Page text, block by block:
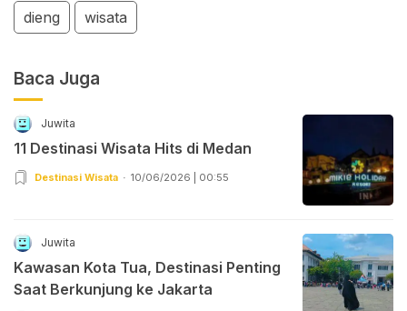
dieng wisata
Baca Juga
Juwita
11 Destinasi Wisata Hits di Medan
Destinasi Wisata 10/06/2026 | 00:55
Juwita
Kawasan Kota Tua, Destinasi Penting
Saat Berkunjung ke Jakarta